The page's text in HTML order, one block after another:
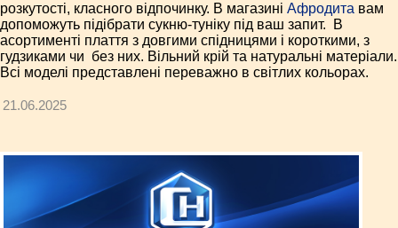
розкутості, класного відпочинку. В магазині Афродита вам
допоможуть підібрати сукню-туніку під ваш запит. В
асортименті плаття з довгими спідницями і короткими, з
гудзиками чи без них. Вільний крій та натуральні матеріали.
Всі моделі представлені переважно в світлих кольорах.
21.06.2025